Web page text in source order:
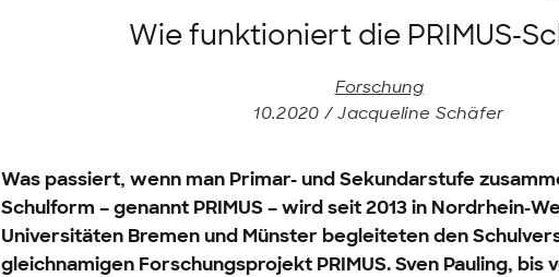
Wie funktioniert die PRIMUS-
Forschung
10.2020 / Jacqueline Schäfer
Was passiert, wenn man Primar- und Sekundarstufe
Schulform – genannt PRIMUS – wird seit 2013 in Nordrhein-
Universitäten Bremen und Münster begleiteten den
gleichnamigen Forschungsprojekt PRIMUS. Sven Pauling, bis